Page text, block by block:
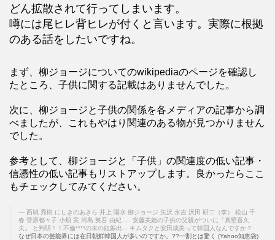
どん拡散されて行ってしまいます。
噂には尾ヒレ背ヒレが付くと言います。実際に根拠
のある話をしたいですね。
まず、柳ジョージについてのwikipediaのページを確認し
たところ、子供に関する記載はありませんでした。
次に、柳ジョージと子供の関係を各メディアの記事から調
べましたが、これもやはり関連のある物が見つかりません
でした。
参考として、柳ジョージと「子供」の関連度の低い記事・
信憑性の低い記事もリストアップします。良かったらここ
もチェックしてみてください。
西城 秀樹 にしきのあきら 井上 陽水 柳ジョージ 矢沢 永吉 沢田 研二（李） 松山 千
春 菅原都々子 小畑 実 河島 英吾 由紀 .... 安藤美姫の子供の父親がついに「真壁喜久
夫」 と判明！！不倫****の末の妊娠出... キムタクと安田成美って韓国人なんですか？
なぜ日本の芸能界には在日朝鮮韓国人が多いのですか。??一割とは驚く (Yahoo知恵袋)